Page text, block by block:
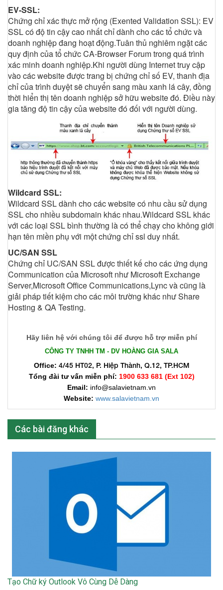
EV-SSL:
Chứng chỉ xác thực mở rộng (Exented Validation SSL): EV
SSL có độ tin cậy cao nhất chỉ dành cho các tổ chức và
doanh nghiệp đang hoạt động.Tuân thủ nghiêm ngặt các
quy định của tổ chức CA-Browser Forum trong quá trình
xác minh doanh nghiệp.Khi người dùng Internet truy cập
vào các website được trang bị chứng chỉ số EV, thanh địa
chỉ của trình duyệt sẽ chuyển sang màu xanh lá cây, đồng
thời hiển thị tên doanh nghiệp sở hữu website đó. Điều này
gia tăng độ tin cậy của website đó đối với người dùng.
Wildcard SSL:
Wildcard SSL dành cho các website có nhu cầu sử dụng
SSL cho nhiều subdomain khác nhau.Wildcard SSL khác
với các loại SSL bình thường là có thể chạy cho không giới
hạn tên miền phụ với một chứng chỉ ssl duy nhất.
UC/SAN SSL
Chứng chỉ UC/SAN SSL được thiết kế cho các ứng dụng
Communication của Microsoft như Microsoft Exchange
Server,Microsoft Office Communications,Lync và cũng là
giải pháp tiết kiệm cho các môi trường khác như Share
Hosting & QA Testing.
Hãy liên hệ với chúng tôi để được hỗ trợ miễn phí
CÔNG TY TNHH TM - DV HOÀNG GIA SALA
Office: 4/45 HT02, P. Hiệp Thành, Q.12, TP.HCM
Tổng đài tư vấn miễn phí: 1900 633 681 (Ext 102)​
Email: info@salavietnam.vn
Website: www.salavietnam.vn
Các bài đăng khác
Tạo Chữ ký Outlook Vô Cùng Dễ Dàng